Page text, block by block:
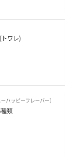
ワレ)
ハッピーフレーバー）
類